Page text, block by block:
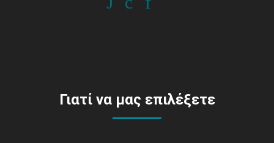
Γιατί να μας επιλέξετε